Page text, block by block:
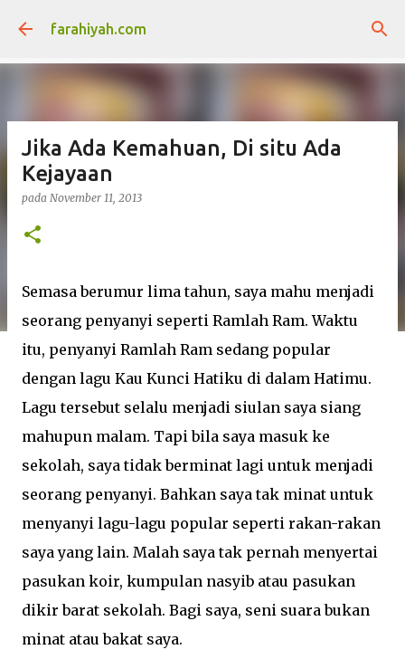
Langkau ke kandungan utama
farahiyah.com
Jika Ada Kemahuan, Di situ Ada
Kejayaan
pada November 11, 2013
Semasa berumur lima tahun, saya mahu menjadi
seorang penyanyi seperti Ramlah Ram. Waktu
itu, penyanyi Ramlah Ram sedang popular
dengan lagu Kau Kunci Hatiku di dalam Hatimu.
Lagu tersebut selalu menjadi siulan saya siang
mahupun malam. Tapi bila saya masuk ke
sekolah, saya tidak berminat lagi untuk menjadi
seorang penyanyi. Bahkan saya tak minat untuk
menyanyi lagu-lagu popular seperti rakan-rakan
saya yang lain. Malah saya tak pernah menyertai
pasukan koir, kumpulan nasyib atau pasukan
dikir barat sekolah. Bagi saya, seni suara bukan
minat atau bakat saya.